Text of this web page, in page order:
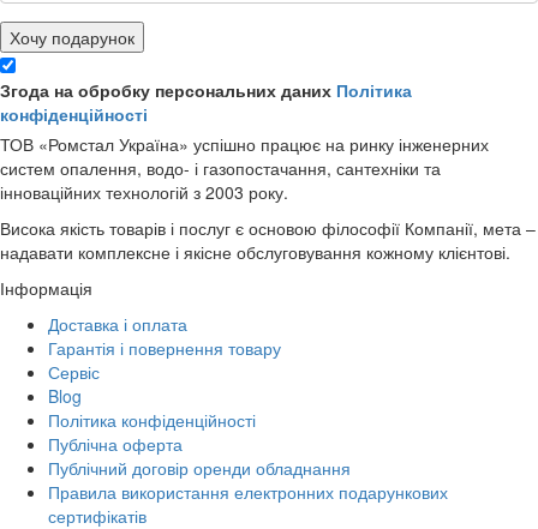
Хочу подарунок
Згода на обробку персональних даних Політика
конфіденційності
ТОВ «Ромстал Україна» успішно працює на ринку інженерних
систем опалення, водо- і газопостачання, сантехніки та
інноваційних технологій з 2003 року.
Висока якість товарів і послуг є основою філософії Компанії, мета –
надавати комплексне і якісне обслуговування кожному клієнтові.
Інформація
Доставка і оплата
Гарантія і повернення товару
Сервіс
Blog
Політика конфіденційності
Публічна оферта
Публічний договір оренди обладнання
Правила використання електронних подарункових
сертифікатів